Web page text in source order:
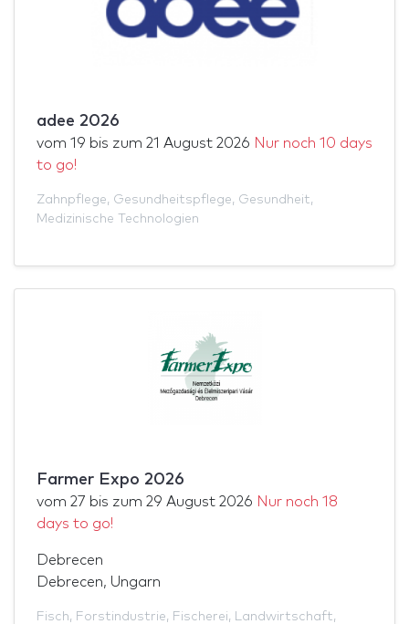
adee 2026
vom 19 bis zum 21 August 2026 Nur noch 10 days
to go!
Zahnpflege, Gesundheitspflege, Gesundheit,
Medizinische Technologien
Farmer Expo 2026
vom 27 bis zum 29 August 2026 Nur noch 18
days to go!
Debrecen
Debrecen, Ungarn
Fisch, Forstindustrie, Fischerei, Landwirtschaft,